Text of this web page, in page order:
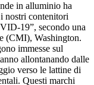
in alluminio ha
nostri contenitori
19”, secondo una
(CMI), Washington.
immesse sul
allontanando dalle
verso le lattine di
Questi marchi